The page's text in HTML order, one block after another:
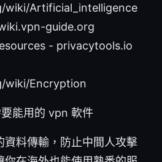
wiki/Artificial_intelligence
guide.org
- privacytools.io
wiki/Encryption
能用的 vpn 軟件
資料傳輸，防止中間人攻擊